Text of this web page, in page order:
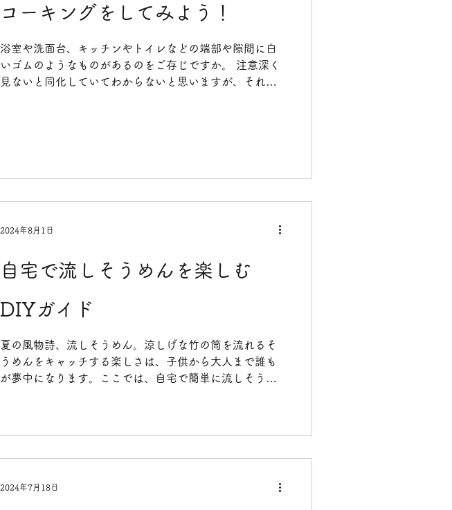
コーキングをしてみよう！
浴室や洗面台、キッチンやトイレなどの端部や隙間に白
いゴムのようなものがあるのをご存じですか。 注意深く
見ないと同化していてわからないと思いますが、それは
自宅で流しそうめんを楽しむ
DIYガイド
夏の風物詩、流しそうめん。涼しげな竹の筒を流れるそ
うめんをキャッチする楽しさは、子供から大人まで誰も
が夢中になります。ここでは、自宅で簡単に流しそうめ
2024年8月1日
2024年7月18日